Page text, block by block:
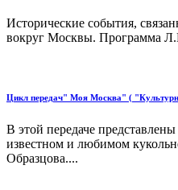
Исторические события,
вокруг Москвы. Программа
Цикл передач" Моя Москва" (
В этой передаче
известном и любимом
Образцова....